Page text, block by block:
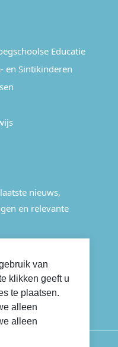
van
klikken geeft u
te plaatsen.
alleen
alleen
Educatie
en Sintikinderen
nieuws,
en relevante
nieuwsbrief.